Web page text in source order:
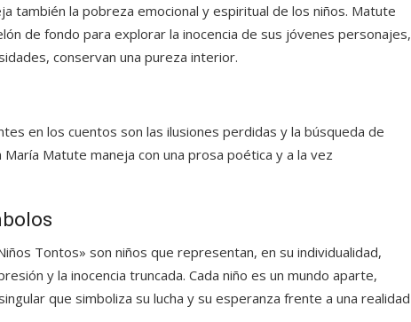
también la pobreza emocional y espiritual de los niños. Matute
de fondo para explorar la inocencia de sus jóvenes personajes,
conservan una pureza interior.
en los cuentos son las ilusiones perdidas y la búsqueda de
Matute maneja con una prosa poética y a la vez
Tontos» son niños que representan, en su individualidad,
y la inocencia truncada. Cada niño es un mundo aparte,
que simboliza su lucha y su esperanza frente a una realidad